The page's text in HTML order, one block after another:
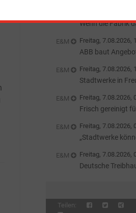
Wenn die Fabrik
E&M Freitag, 7.08.2026,
ABB baut
E&M Freitag, 7.08.2026,
Stadtwerke in
E&M Freitag, 7.08.2026,
Frisch gereinigt
E&M Freitag, 7.08.2026,
„Stadtwerke
E&M Freitag, 7.08.2026,
Deutsche
Teilen: